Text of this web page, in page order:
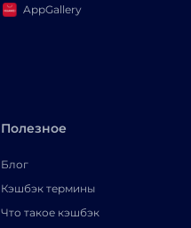
AppGallery
Полезное
Блог
Кэшбэк термины
Что такое кэшбэк